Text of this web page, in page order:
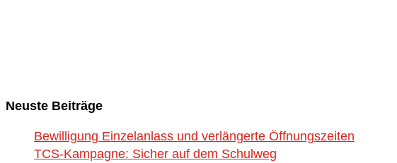
Neuste Beiträge
Bewilligung Einzelanlass und verlängerte Öffnungszeiten
TCS-Kampagne: Sicher auf dem Schulweg